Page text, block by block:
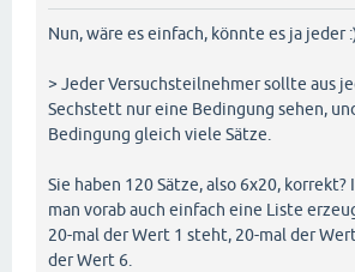
Nun, wäre es einfach, könnte es ja jeder
> Jeder Versuchsteilnehmer sollte aus
Sechstett nur eine Bedingung sehen,
Bedingung gleich viele Sätze.
Sie haben 120 Sätze, also 6x20,
man vorab auch einfach eine Liste
20-mal der Wert 1 steht, 20-mal der
der Wert 6.